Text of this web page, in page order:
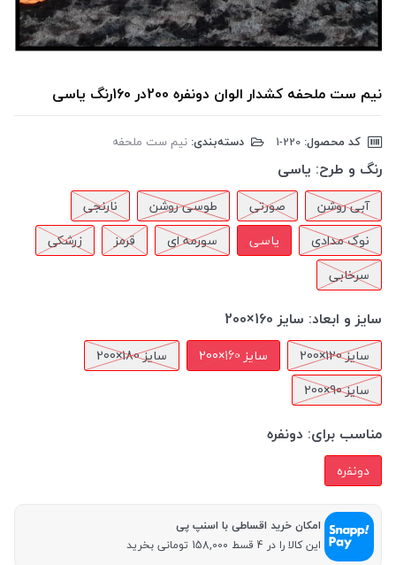
نیم ست ملحفه کشدار الوان دونفره 200در 160رنگ یاسی
کد محصول: دسته‌بندی: نیم ست ملحفه
رنگ و طرح: یاسی
آبی روشن صورتی طوسی روشن
نارنجی
نوک مدادی
یاسی سورمه ای قرمز
زرشکی
سرخابی
سایز و ابعاد: سایز 160×200
سایز 120×200 سایز 160×200
سایز 180×200
سایز 90×200
مناسب برای: دونفره
دونفره
امکان خرید اقساطی با اسنپ پی
این کالا را در 4 قسط 158,000 تومانی بخرید